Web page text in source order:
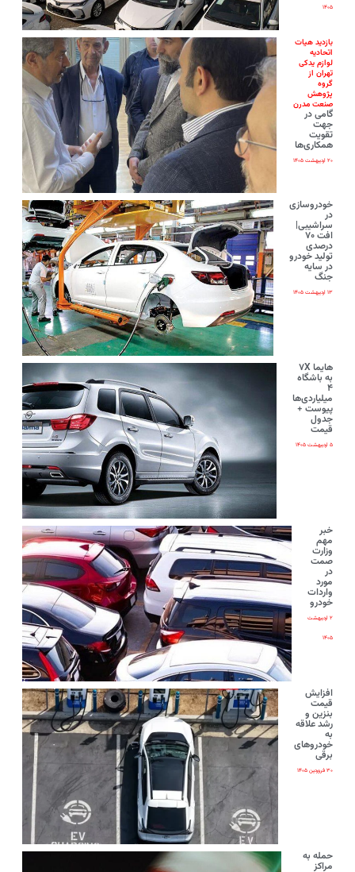
۱۴۰۵
بازدید هیات
اتحادیه
لوازم یدکی
تهران از
گروه
پژوهش
صنعت مدرن
گامی در
جهت
تقویت
همکاری‌ها
۲۰ اردیبهشت ۱۴۰۵
خودروسازی
در
سراشیبی|
افت ۷۰
درصدی
تولید خودرو
در سایه
جنگ
۱۳ اردیبهشت ۱۴۰۵
هایما ۷X
به باشگاه
۴
میلیاردی‌ها
پیوست +
جدول
قیمت
۵ اردیبهشت ۱۴۰۵
خبر
مهم
وزارت
صمت
در
مورد
واردات
خودرو
۲ اردیبهشت
۱۴۰۵
افزایش
قیمت
بنزین و
رشد علاقه
به
خودروهای
برقی
۳۰ فروردین ۱۴۰۵
حمله به
مراکز